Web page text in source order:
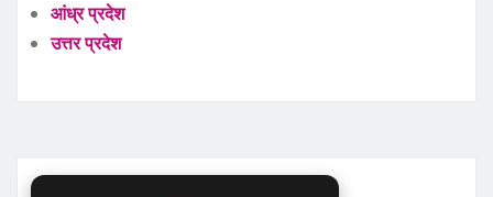
आंध्र प्रदेश
उत्तर प्रदेश